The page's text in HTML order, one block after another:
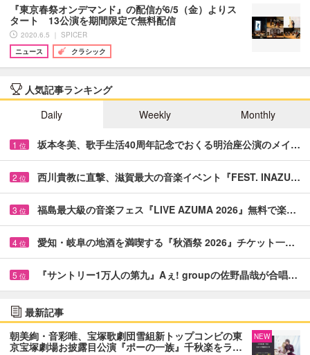
『東京春祭オンデマンド』の配信が6/5（金）よりス
タート 13公演を期間限定で無料配信
2020.6.5 ｜ SPICER
ニュース
クラシック
人気記事ランキング
Daily
Weekly Monthly
1 位 坂本冬美、歌手生活40周年記念でおくる明治座公演のメイ…
2 位 西川貴教に直撃、滋賀最大の音楽イベント『FEST. INAZU…
3 位 福島最大級の音楽フェス『LIVE AZUMA 2026』無料で楽…
4 位 愛知・岐阜の地酒を満喫する『秋酒祭 2026』チケット一…
5 位 『サントリー1万人の第九』Aぇ! groupの佐野晶哉が合唱…
最新記事
朝美絢・音彩唯、宝塚歌劇団雪組新トップコンビの東
京宝塚劇場お披露目公演『ポーの一族』千秋楽をラ…
NEW